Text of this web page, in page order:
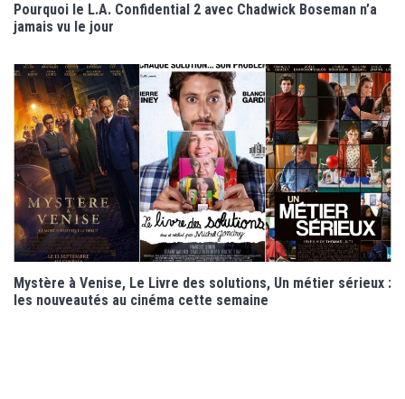
Pourquoi le L.A. Confidential 2 avec Chadwick Boseman n’a
jamais vu le jour
Mystère à Venise, Le Livre des solutions, Un métier sérieux :
les nouveautés au cinéma cette semaine